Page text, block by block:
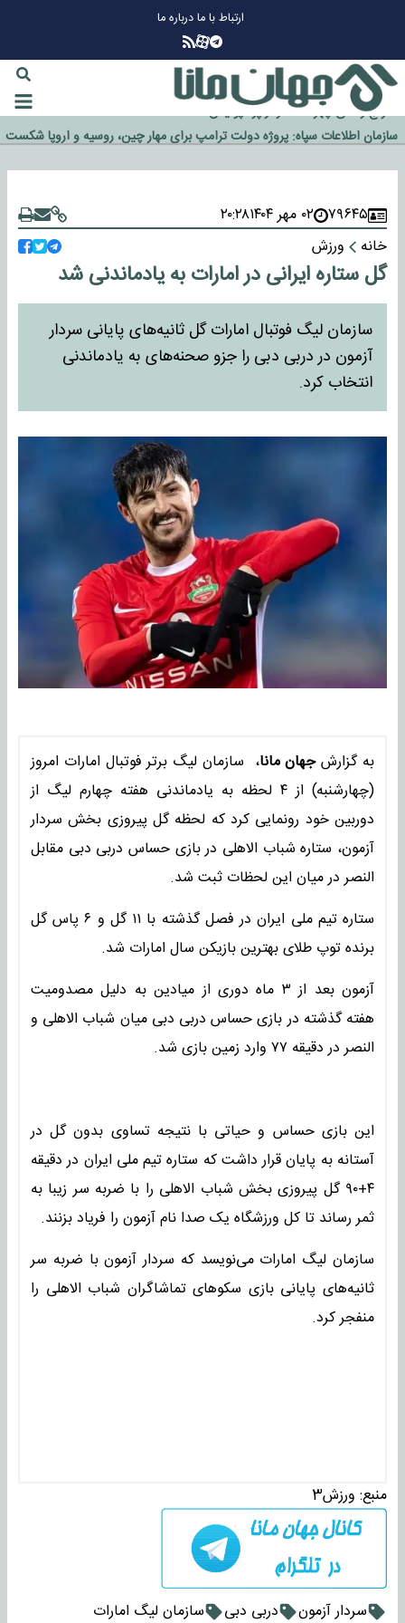
ارتباط با مادرباره ما
گزینه جدایی اوسمار روی میز مدیران پرسپولیس
آیا رئیس جمهور آمریکا قانون را دور می‌زند؟
اخراج رسمی چهره نامدار از پرسپولیس
سازمان اطلاعات سپاه: پروژه دولت ترامپ برای مهار چین، روسیه و اروپا شکست
خورد
۷۹۶۴۵ ۰۲ مهر ۱۴۰۴
۲۰:۲۸
خانه
ورزش
گل ستاره ایرانی در امارات به یادماندنی شد
سازمان لیگ فوتبال امارات گل ثانیه‌های پایانی سردار
آزمون در دربی دبی را جزو صحنه‌های به یادماندنی
انتخاب کرد.
به گزارشجهان مانا، سازمان لیگ برتر فوتبال امارات امروز
(چهارشنبه) از ۴ لحظه به یادماندنی هفته چهارم لیگ از
دوربین خود رونمایی کرد که لحظه گل پیروزی بخش سردار
آزمون، ستاره شباب الاهلی در بازی حساس دربی دبی مقابل
النصر در میان این لحظات ثبت شد.
ستاره تیم ملی ایران در فصل گذشته با ۱۱ گل و ۶ پاس گل
برنده توپ طلای بهترین بازیکن سال امارات شد.
آزمون بعد از ۳ ماه دوری از میادین به دلیل مصدومیت
هفته گذشته در بازی حساس دربی دبی میان شباب الاهلی و
النصر در دقیقه ۷۷ وارد زمین بازی شد.
این بازی حساس و حیاتی با نتیجه تساوی بدون گل در
آستانه به پایان قرار داشت که ستاره تیم ملی ایران در دقیقه
۴+۹۰ گل پیروزی بخش شباب الاهلی را با ضربه سر زیبا به
ثمر رساند تا کل ورزشگاه یک صدا نام آزمون را فریاد بزنند.
سازمان لیگ امارات می‌نویسد که سردار آزمون با ضربه سر
ثانیه‌های پایانی بازی سکوهای تماشاگران شباب الاهلی را
منفجر کرد.
منبع: ورزش3
سردار آزمون دربی دبی سازمان لیگ امارات